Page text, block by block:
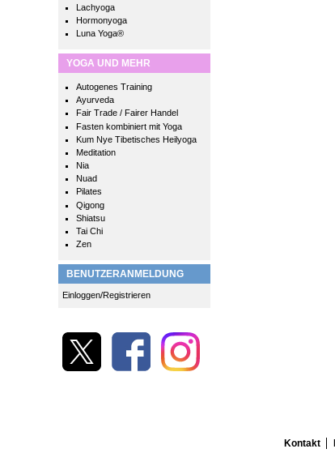
Lachyoga
Hormonyoga
Luna Yoga®
YOGA UND MEHR
Autogenes Training
Ayurveda
Fair Trade / Fairer Handel
Fasten kombiniert mit Yoga
Kum Nye Tibetisches Heilyoga
Meditation
Nia
Nuad
Pilates
Qigong
Shiatsu
Tai Chi
Zen
BENUTZERANMELDUNG
Einloggen/Registrieren
Kontakt